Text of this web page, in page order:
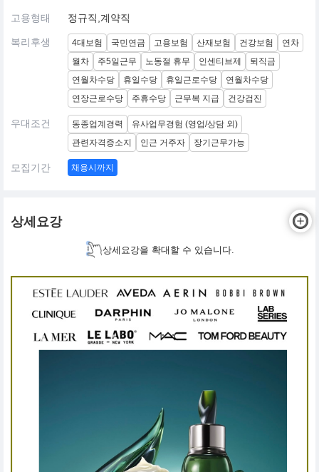
고용형태 정규직,계약직
복리후생 4대보험 국민연금 고용보험 산재보험 건강보험
연차
월차
주5일근무 노동절 휴무 인센티브제
퇴직금
연월차수당
휴일수당 휴일근로수당
연월차수당
연장근로수당
주휴수당 근무복 지급 건강검진
우대조건 동종업계경력
유사업무경험 (영업/상담 외)
관련자격증소지
인근 거주자 장기근무가능
모집기간 채용시까지
상세요강
상세요강을 확대할 수 있습니다.